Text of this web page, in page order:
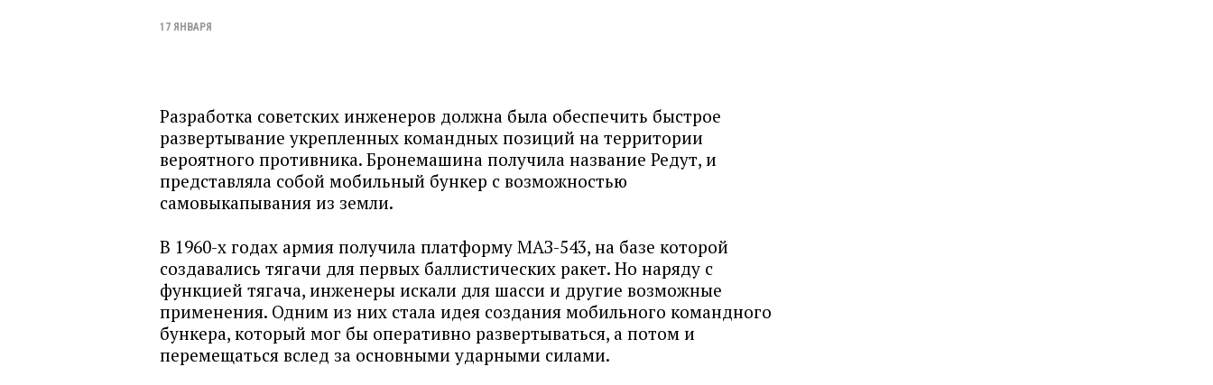
17 ЯНВАРЯ
Разработка советских инженеров должна была обеспечить быстрое
развертывание укрепленных командных позиций на территории
вероятного противника. Бронемашина получила название Редут, и
представляла собой мобильный бункер с возможностью
самовыкапывания из земли.
В 1960-х годах армия получила платформу МАЗ-543, на базе которой
создавались тягачи для первых баллистических ракет. Но наряду с
функцией тягача, инженеры искали для шасси и другие возможные
применения. Одним из них стала идея создания мобильного командного
бункера, который мог бы оперативно развертываться, а потом и
перемещаться вслед за основными ударными силами.